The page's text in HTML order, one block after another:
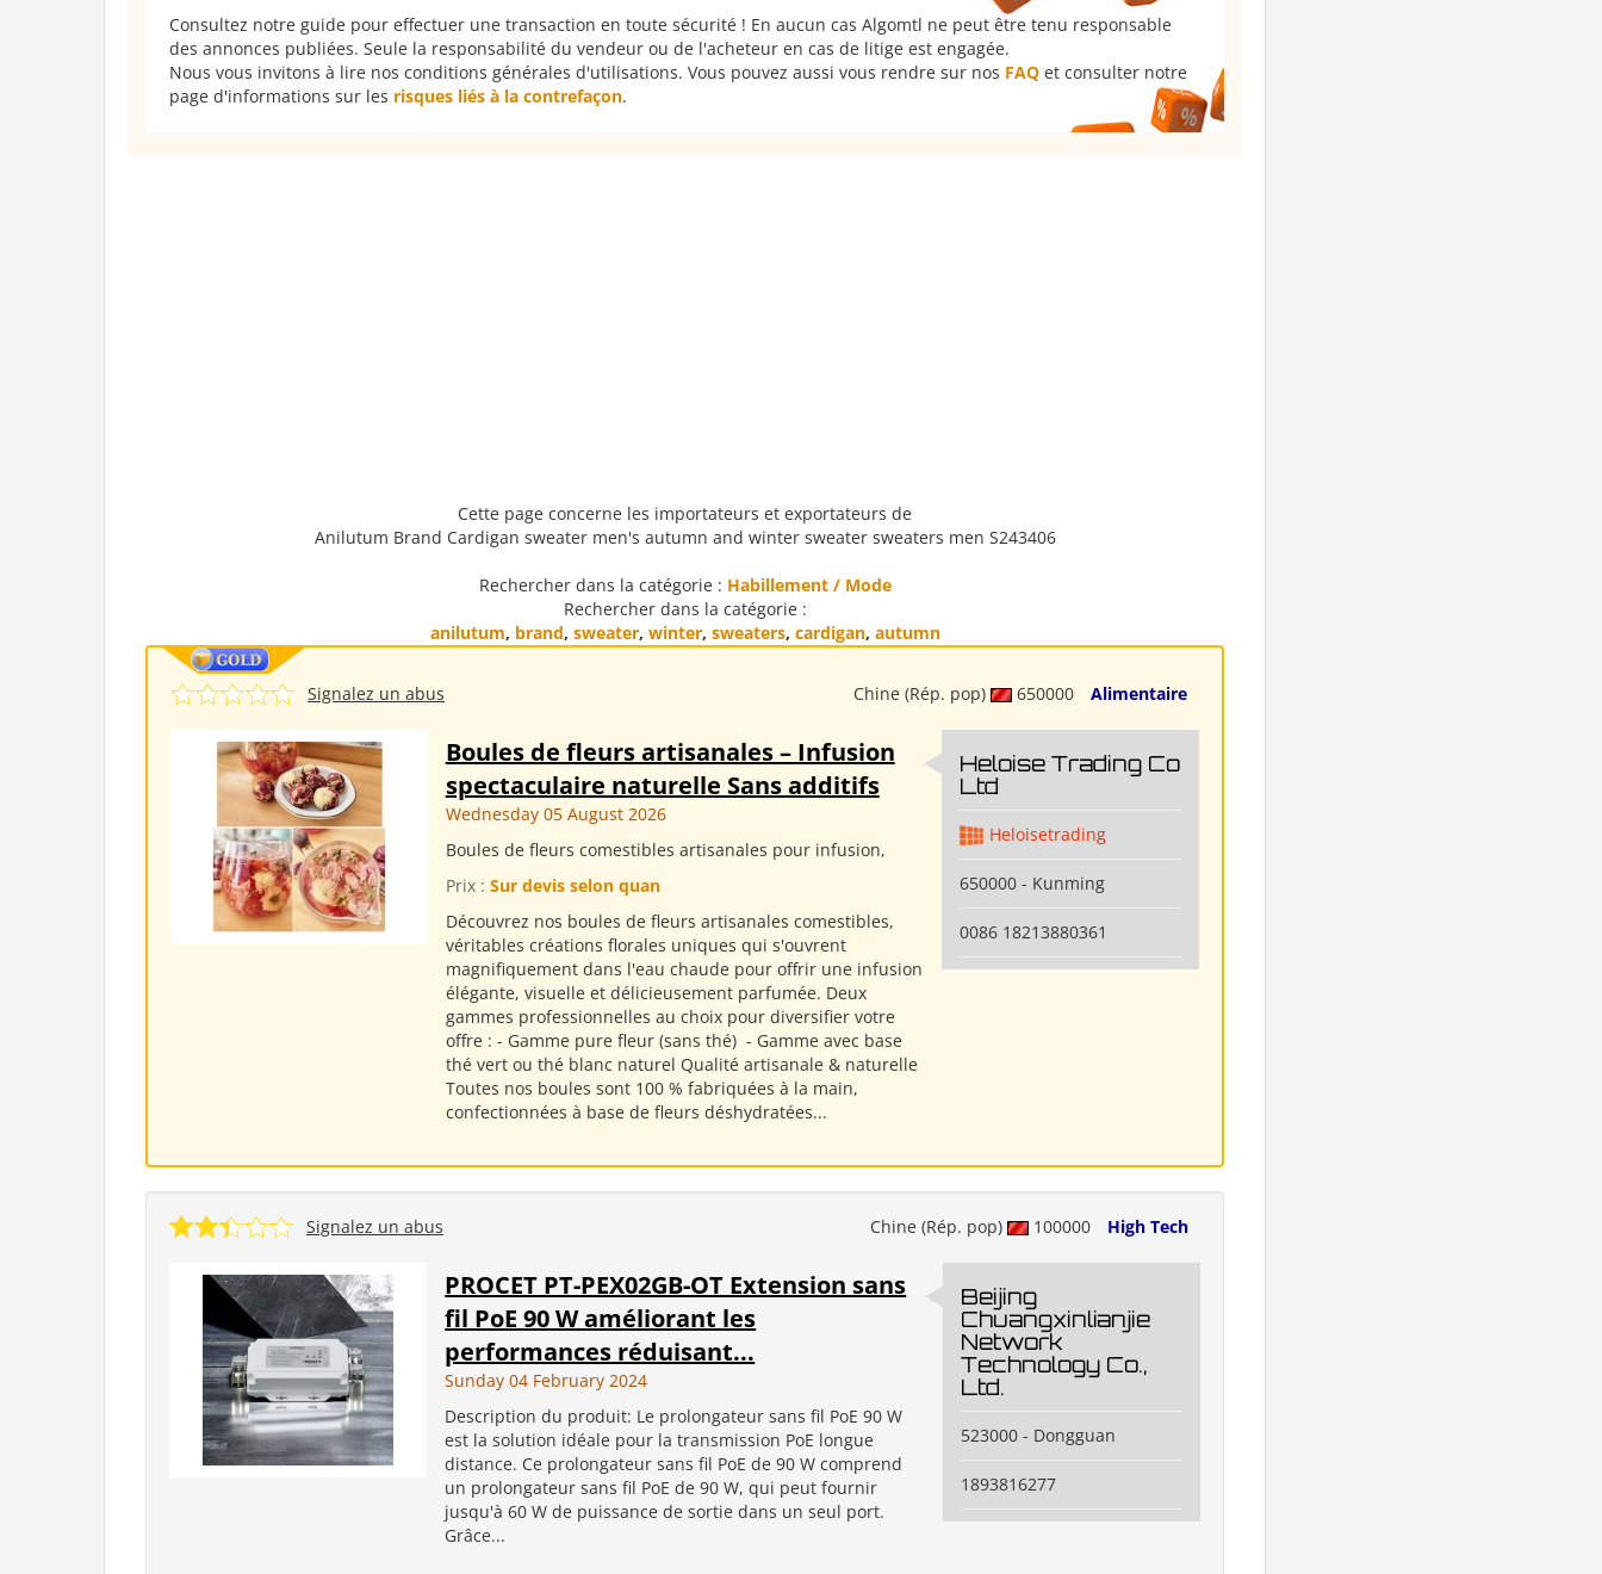
Consultez notre guide pour effectuer une transaction en toute sécurité ! En aucun cas Algomtl ne peut être tenu responsable
des annonces publiées. Seule la responsabilité du vendeur ou de l'acheteur en cas de litige est engagée.
Nous vous invitons à lire nos conditions générales d'utilisations. Vous pouvez aussi vous rendre sur nos FAQ et consulter notre
page d'informations sur les risques liés à la contrefaçon.
Cette page concerne les importateurs et exportateurs de
Anilutum Brand Cardigan sweater men's autumn and winter sweater sweaters men S243406
Rechercher dans la catégorie : Habillement / Mode
Rechercher dans la catégorie :
anilutum, brand, sweater, winter, sweaters, cardigan, autumn
Chine (Rép. pop) 650000 Alimentaire
Signalez un abus
Boules de fleurs artisanales – Infusion
spectaculaire naturelle Sans additifs
Wednesday 05 August 2026
Boules de fleurs comestibles artisanales pour infusion,
Prix : Sur devis selon quan
Découvrez nos boules de fleurs artisanales comestibles,
véritables créations florales uniques qui s'ouvrent
magnifiquement dans l'eau chaude pour offrir une infusion
élégante, visuelle et délicieusement parfumée. Deux
gammes professionnelles au choix pour diversifier votre
offre : - Gamme pure fleur (sans thé) ​ - Gamme avec base
thé vert ou thé blanc naturel Qualité artisanale & naturelle
Toutes nos boules sont 100 % fabriquées à la main,
confectionnées à base de fleurs déshydratées...
Heloise Trading Co
Ltd
Heloisetrading
650000 - Kunming
0086 18213880361
Chine (Rép. pop) 100000 High Tech
Signalez un abus
PROCET PT-PEX02GB-OT Extension sans
fil PoE 90 W améliorant les
performances réduisant...
Sunday 04 February 2024
Description du produit: Le prolongateur sans fil PoE 90 W
est la solution idéale pour la transmission PoE longue
distance. Ce prolongateur sans fil PoE de 90 W comprend
un prolongateur sans fil PoE de 90 W, qui peut fournir
jusqu'à 60 W de puissance de sortie dans un seul port.
Grâce...
Beijing
Chuangxinlianjie
Network
Technology Co.,
Ltd.
523000 - Dongguan
1893816277